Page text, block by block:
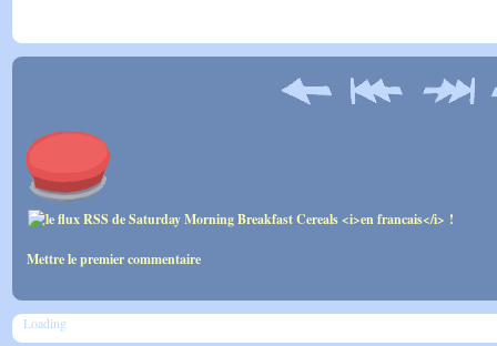
Mettre le premier commentaire
Loading